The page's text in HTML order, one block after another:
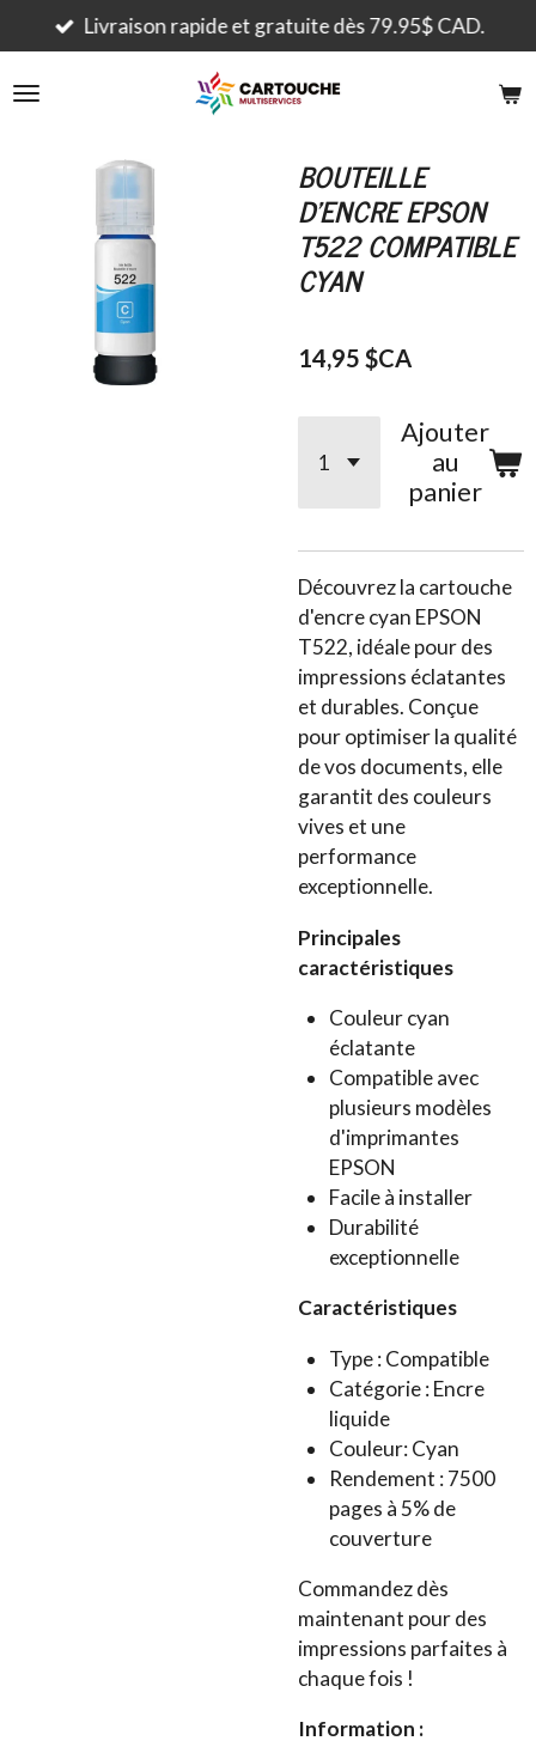
Passer
au
contenu
Livraison rapide et gratuite dès 79.95$ CAD.
BOUTEILLE
D'ENCRE EPSON
T522 COMPATIBLE
CYAN
14,95 $CA
Ajouter
au
panier
Découvrez la cartouche
d'encre cyan EPSON
T522, idéale pour des
impressions éclatantes
et durables. Conçue
pour optimiser la qualité
de vos documents, elle
garantit des couleurs
vives et une
performance
exceptionnelle.
Principales
caractéristiques
Couleur cyan
éclatante
Compatible avec
plusieurs modèles
d'imprimantes
EPSON
Facile à installer
Durabilité
exceptionnelle
Caractéristiques
Type : Compatible
Catégorie : Encre
liquide
Couleur: Cyan
Rendement : 7500
pages à 5% de
couverture
Commandez dès
maintenant pour des
impressions parfaites à
chaque fois !
Information :